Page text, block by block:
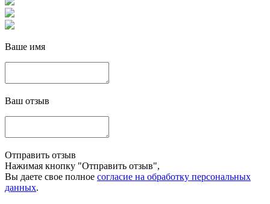
Ваше имя
Ваш отзыв
Отправить отзыв
Нажимая кнопку "Отправить отзыв",
Вы даете свое полное согласие на обработку персональных
данных.